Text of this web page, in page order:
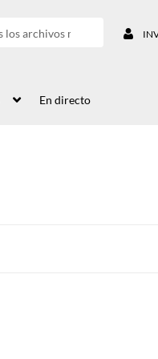
En directo